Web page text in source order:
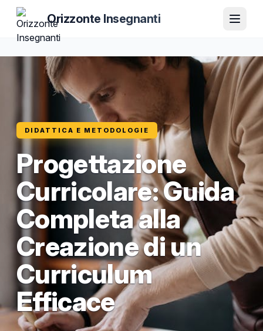
Orizzonte Insegnanti
DIDATTICA E METODOLOGIE
Progettazione
Curricolare: Guida
Completa alla
Creazione di un
Curriculum
Efficace